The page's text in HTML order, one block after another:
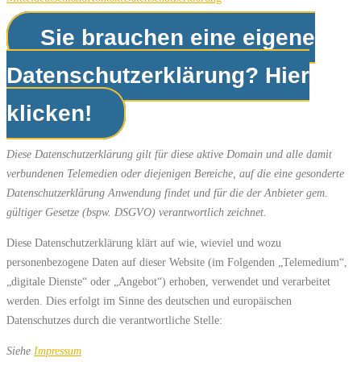
Sie brauchen eine eigene
Datenschutzerklärung? Hier
klicken!
Diese Datenschutzerklärung gilt für diese aktive Domain und alle damit
verbundenen Telemedien oder diejenigen Bereiche, auf die eine gesonderte
Datenschutzerklärung Anwendung findet und für die der Anbieter gem.
gültiger Gesetze (bspw. DSGVO) verantwortlich zeichnet.
Diese Datenschutzerklärung klärt auf wie, wieviel und wozu
personenbezogene Daten auf dieser Website (im Folgenden „Telemedium“,
„digitale Dienste“ oder „Angebot“) erhoben, verwendet und verarbeitet
werden. Dies erfolgt im Sinne des deutschen und europäischen
Datenschutzes durch die verantwortliche Stelle:
Siehe Impressum